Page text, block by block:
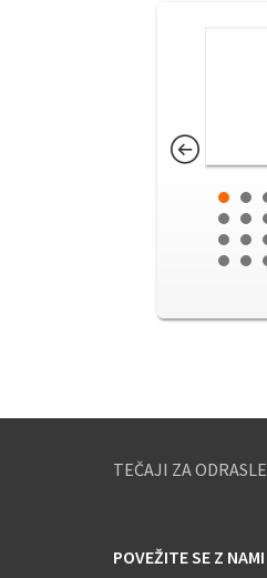
TEČAJI ZA ODRASLE
POVEŽITE SE Z NAMI